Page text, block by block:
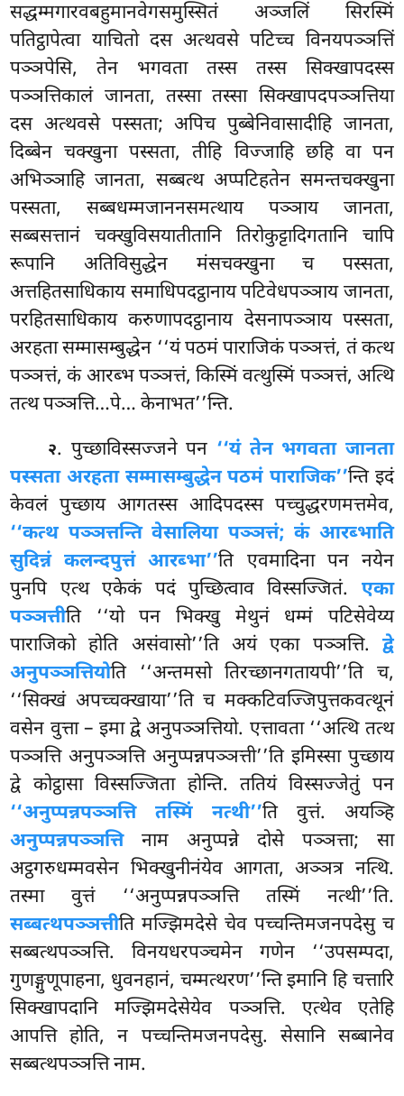
सद्धम्मगारवबहुमानवेगसमुस्सितं अञ्जलिं सिरस्मिं
पतिट्ठापेत्वा याचितो दस अत्थवसे पटिच्च विनयपञ्ञत्तिं
पञ्ञपेसि, तेन भगवता तस्स तस्स सिक्खापदस्स
पञ्ञत्तिकालं जानता, तस्सा तस्सा सिक्खापदपञ्ञत्तिया
दस अत्थवसे पस्सता; अपिच पुब्बेनिवासादीहि जानता,
दिब्बेन चक्खुना पस्सता, तीहि विज्जाहि छहि वा पन
अभिञ्ञाहि जानता, सब्बत्थ अप्पटिहतेन समन्तचक्खुना
पस्सता, सब्बधम्मजाननसमत्थाय पञ्ञाय जानता,
सब्बसत्तानं चक्खुविसयातीतानि तिरोकुट्टादिगतानि चापि
रूपानि अतिविसुद्धेन मंसचक्खुना च पस्सता,
अत्तहितसाधिकाय समाधिपदट्ठानाय पटिवेधपञ्ञाय जानता,
परहितसाधिकाय करुणापदट्ठानाय देसनापञ्ञाय पस्सता,
अरहता सम्मासम्बुद्धेन ‘‘यं पठमं पाराजिकं पञ्ञत्तं, तं कत्थ
पञ्ञत्तं, कं आरब्भ पञ्ञत्तं, किस्मिं वत्थुस्मिं पञ्ञत्तं, अत्थि
तत्थ पञ्ञत्ति…पे… केनाभत’’न्ति.
२. पुच्छाविस्सज्जनेपन ‘‘यं तेन भगवता जानता
पस्सता अरहता सम्मासम्बुद्धेन पठमं पाराजिक’’न्ति इदं
केवलं पुच्छाय आगतस्स आदिपदस्स पच्चुद्धरणमत्तमेव,
‘‘कत्थ पञ्ञत्तन्ति वेसालिया पञ्ञत्तं; कं आरब्भाति
सुदिन्नं कलन्दपुत्तं आरब्भा’’ति एवमादिना पन नयेन
पुनपि एत्थ एकेकं पदं पुच्छित्वाव विस्सज्जितं. एका
पञ्ञत्तीति ‘‘यो पन भिक्खु मेथुनं धम्मं पटिसेवेय्य
पाराजिको होति असंवासो’’ति अयं एका पञ्ञत्ति. द्वे
अनुपञ्ञत्तियोति ‘‘अन्तमसो तिरच्छानगतायपी’’ति च,
‘‘सिक्खं अपच्चक्खाया’’ति च मक्कटिवज्जिपुत्तकवत्थूनं
वसेन वुत्ता – इमा द्वे अनुपञ्ञत्तियो. एत्तावता ‘‘अत्थि तत्थ
पञ्ञत्ति अनुपञ्ञत्ति अनुप्पन्नपञ्ञत्ती’’ति इमिस्सा पुच्छाय
द्वे कोट्ठासा विस्सज्जिता होन्ति. ततियं विस्सज्जेतुं पन
‘‘अनुप्पन्नपञ्ञत्ति तस्मिं नत्थी’’ति वुत्तं. अयञ्हि
अनुप्पन्नपञ्ञत्तिनाम अनुप्पन्ने दोसे पञ्ञत्ता; सा
अट्ठगरुधम्मवसेन भिक्खुनीनंयेव आगता, अञ्ञत्र नत्थि.
तस्मा वुत्तं ‘‘अनुप्पन्नपञ्ञत्ति तस्मिं नत्थी’’ति.
सब्बत्थपञ्ञत्तीति मज्झिमदेसे चेव पच्चन्तिमजनपदेसु च
सब्बत्थपञ्ञत्ति. विनयधरपञ्चमेन गणेन ‘‘उपसम्पदा,
गुणङ्गुणूपाहना, धुवनहानं, चम्मत्थरण’’न्ति इमानि हि चत्तारि
सिक्खापदानि मज्झिमदेसेयेव पञ्ञत्ति. एत्थेव एतेहि
आपत्ति होति, न पच्चन्तिमजनपदेसु. सेसानि सब्बानेव
सब्बत्थपञ्ञत्ति नाम.